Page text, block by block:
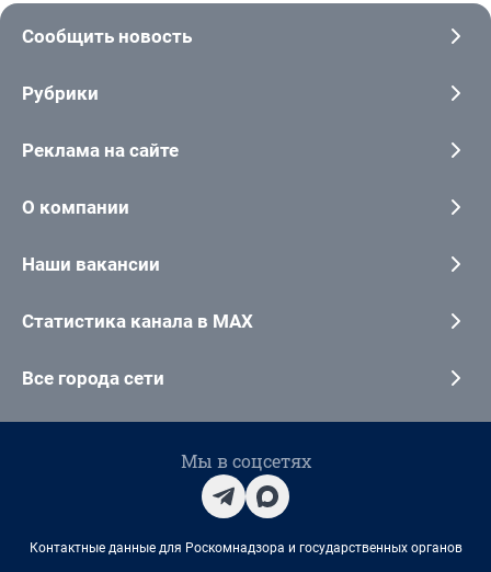
Сообщить новость
Рубрики
Реклама на сайте
О компании
Наши вакансии
Статистика канала в MAX
Все города сети
Мы в соцсетях
Контактные данные для Роскомнадзора и государственных органов